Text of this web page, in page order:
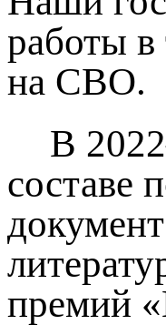
работы
на СВО.
В
составе
премий